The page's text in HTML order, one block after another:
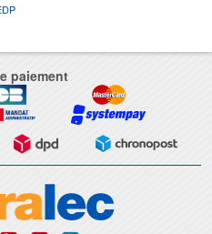
paiement